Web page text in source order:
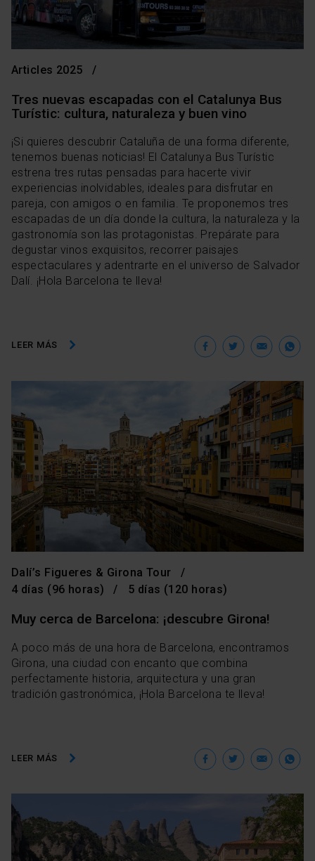
Articles 2025
Tres nuevas escapadas con el Catalunya Bus
Turístic: cultura, naturaleza y buen vino
¡Si quieres descubrir Cataluña de una forma diferente,
tenemos buenas noticias! El Catalunya Bus Turístic
estrena tres rutas pensadas para hacerte vivir
experiencias inolvidables, ideales para disfrutar en
pareja, con amigos o en familia. Te proponemos tres
escapadas de un día donde la cultura, la naturaleza y la
gastronomía son las protagonistas. Prepárate para
degustar vinos exquisitos, recorrer paisajes
espectaculares y adentrarte en el universo de Salvador
Dalí. ¡Hola Barcelona te lleva!
LEER MÁS Facebook
Twitter
Dalí’s Figueres & Girona Tour
4 días (96 horas)
5 días (120 horas)
Muy cerca de Barcelona: ¡descubre Girona!
A poco más de una hora de Barcelona, encontramos
Girona, una ciudad con encanto que combina
perfectamente historia, arquitectura y una gran
tradición gastronómica, ¡Hola Barcelona te lleva!
LEER MÁS Facebook
Twitter